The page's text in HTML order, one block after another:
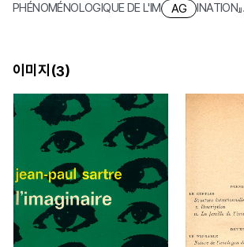
PHÉNOMÉNOLOGIQUE DE L'IM
AG INATION
이미지(3)